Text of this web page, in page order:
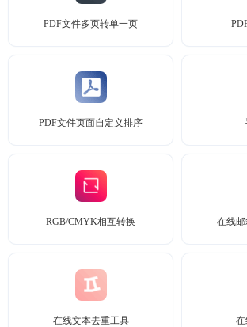
PDF文件多页转单一页
PDF文件页面自定义排序
RGB/CMYK相互转换 在线
在线文本去重工具